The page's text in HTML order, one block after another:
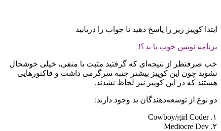
ابتدا کوییز زیر را پاسخ دهید تا جواب را دریابید
برنامه نویس خوب یا بد؟!
خب صرفنظر از نتیجه‌ای که گرفتید مثبت یا منفی، خیلی خوشحال
نشوید چون این کوییز بیشتر جنبه سرگرمی داشت و فاکتورهایی
هستند که در این کوییز نیز لحاظ نشدند.
دو نوع از توسعه‌دهندگان بد وجود دارند:
۱. Cowboy/girl Coder
۲. Mediocre Dev